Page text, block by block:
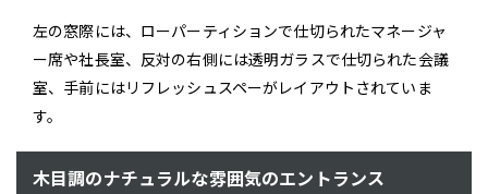
左の窓際には、ローパーティションで仕切られたマネージャ
ー席や社長室、反対の右側には透明ガラスで仕切られた会議
室、手前にはリフレッシュスペーがレイアウトされていま
す。
木目調のナチュラルな雰囲気のエントランス